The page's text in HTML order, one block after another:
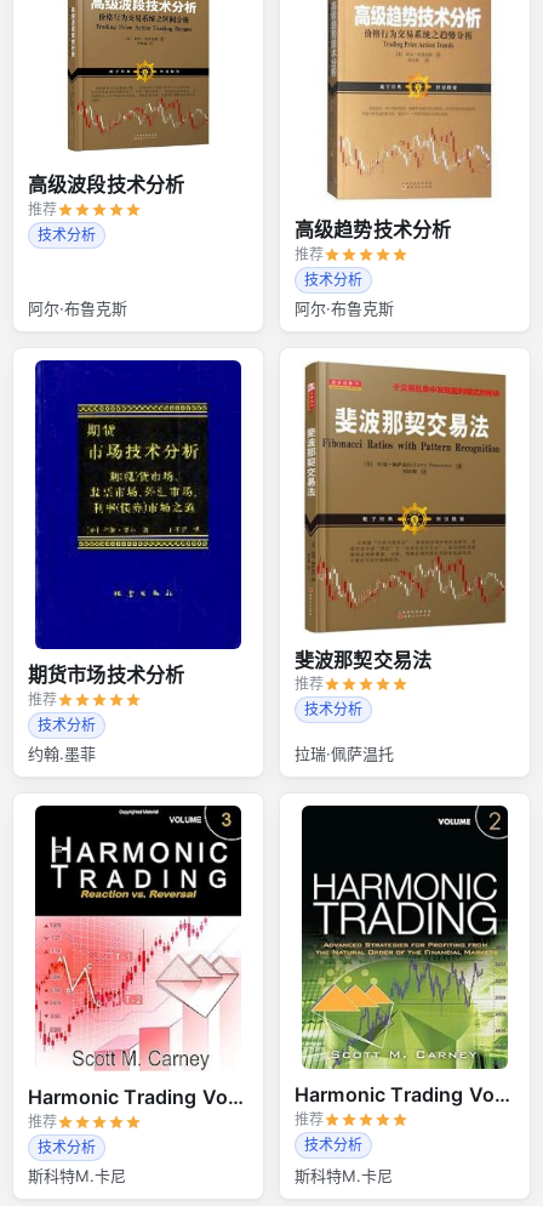
高级波段技术分析
推荐
技术分析
阿尔·布鲁克斯
高级趋势技术分析
推荐
技术分析
阿尔·布鲁克斯
期货市场技术分析
推荐
技术分析
约翰.墨菲
斐波那契交易法
推荐
技术分析
拉瑞·佩萨温托
Harmonic Trading Volume 3
推荐
技术分析
斯科特M.卡尼
Harmonic Trading Volume 2
推荐
技术分析
斯科特M.卡尼